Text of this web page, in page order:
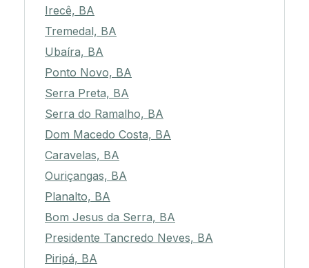
Irecê, BA
Tremedal, BA
Ubaíra, BA
Ponto Novo, BA
Serra Preta, BA
Serra do Ramalho, BA
Dom Macedo Costa, BA
Caravelas, BA
Ouriçangas, BA
Planalto, BA
Bom Jesus da Serra, BA
Presidente Tancredo Neves, BA
Piripá, BA